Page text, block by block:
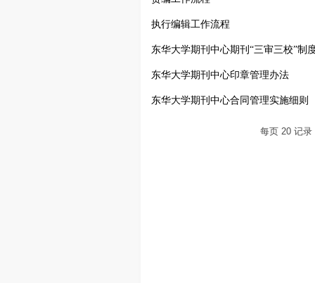
执行编辑工作流程
东华大学期刊中心期刊“三审三校”制
东华大学期刊中心印章管理办法
东华大学期刊中心合同管理实施细则
每页 20 记录